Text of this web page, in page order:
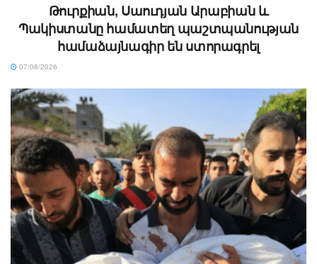
Թուրքիան, Սաուդյան Արաբիան և
Պակիստանը համատեղ պաշտպանության
համաձայնագիր են ստորագրել
07/08/2026